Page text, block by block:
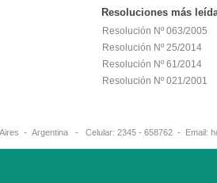
Resoluciones más
Resolución Nº 063/2005
Resolución Nº 25/2014
Resolución Nº 61/2014
Resolución Nº 021/2001
Aires - Argentina - Celular: 2345 -